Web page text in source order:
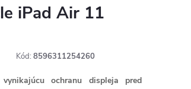
iPad Air 11
Kód: 8596311254260
ochranu displeja pred